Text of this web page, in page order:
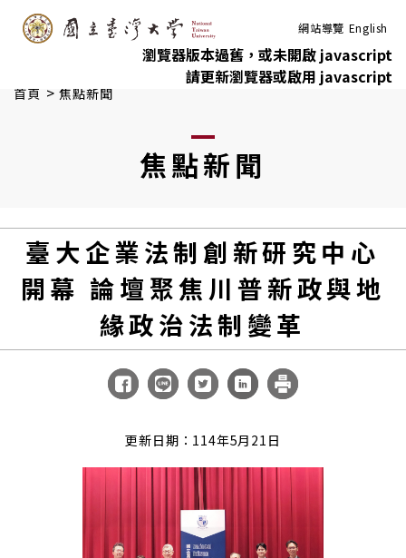
跳到主要內容 網站導覽 English
瀏覽器版本過舊，或未開啟 javascript
請更新瀏覽器或啟用 javascript
首頁 > 焦點新聞
焦點新聞
臺大企業法制創新研究中心
開幕 論壇聚焦川普新政與地
緣政治法制變革
更新日期：114年5月21日